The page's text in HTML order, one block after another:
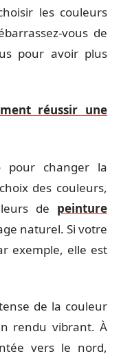
les couleurs
vous de
pour avoir plus
réussir une
pour changer la
des couleurs,
de peinture
naturel. Si votre
exemple, elle est
de la couleur
rendu vibrant. À
vers le nord,